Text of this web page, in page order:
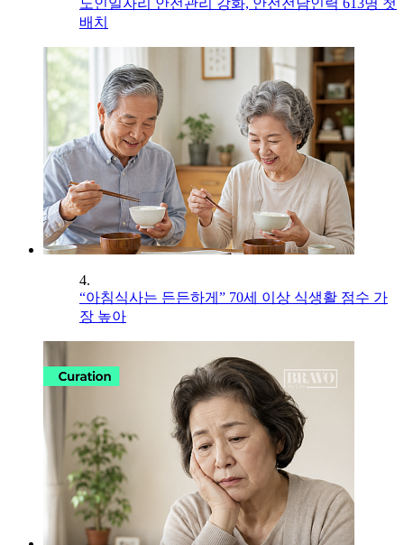
노인일자리 안전관리 강화, 안전전담인력 613명 첫
배치
4.
“아침식사는 든든하게” 70세 이상 식생활 점수 가
장 높아